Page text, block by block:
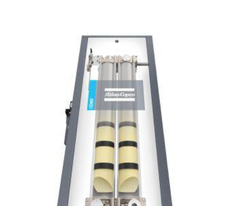
Tutto ciò che devi sapere sul tuo processo di
trasporto pneumatico
Scopri come creare un processo di trasporto pneumatico
più efficiente.